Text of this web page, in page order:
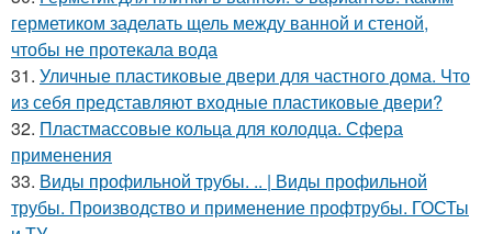
герметиком заделать щель между ванной и стеной,
чтобы не протекала вода
31. Уличные пластиковые двери для частного дома. Что
из себя представляют входные пластиковые двери?
32. Пластмассовые кольца для колодца. Сфера
применения
33. Виды профильной трубы. .. | Виды профильной
трубы. Производство и применение профтрубы. ГОСТы